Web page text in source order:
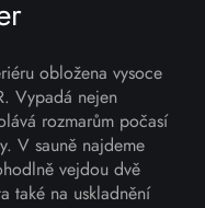
obložena vysoce
Vypadá nejen
rozmarům počasí
V sauně najdeme
vejdou dvě
také na uskladnění